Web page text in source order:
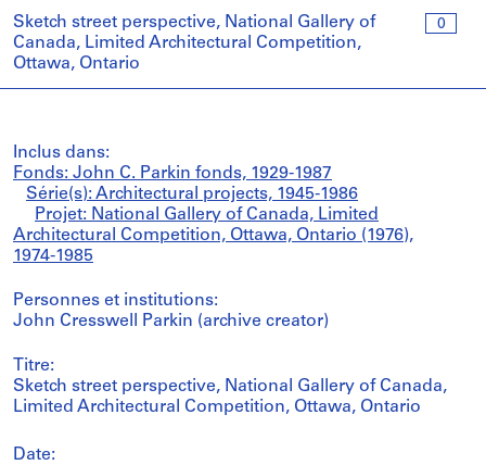
0
Sketch street perspective, National Gallery of
Canada, Limited Architectural Competition,
Ottawa, Ontario
Inclus dans:
Fonds: John C. Parkin fonds, 1929-1987
Série(s): Architectural projects, 1945-1986
Projet: National Gallery of Canada, Limited
Architectural Competition, Ottawa, Ontario (1976),
1974-1985
Personnes et institutions:
John Cresswell Parkin (archive creator)
Titre:
Sketch street perspective, National Gallery of Canada,
Limited Architectural Competition, Ottawa, Ontario
Date: